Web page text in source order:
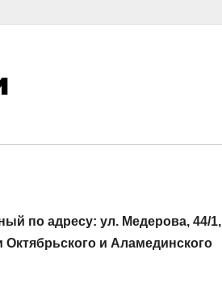
по адресу: ул. Медерова, 44/1,
и Аламединского